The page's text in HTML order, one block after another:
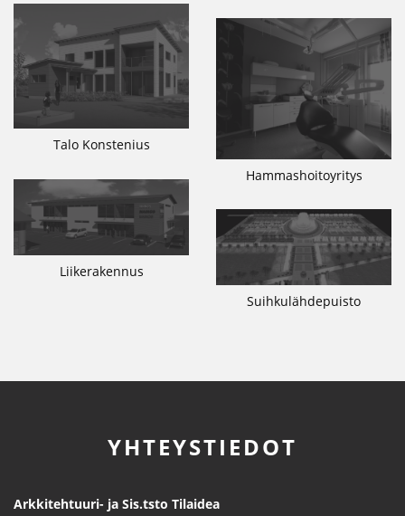
Talo Konstenius
Hammashoitoyritys
Liikerakennus
Suihkulähdepuisto
YHTEYSTIEDOT
Arkkitehtuuri- ja Sis.tsto Tilaidea